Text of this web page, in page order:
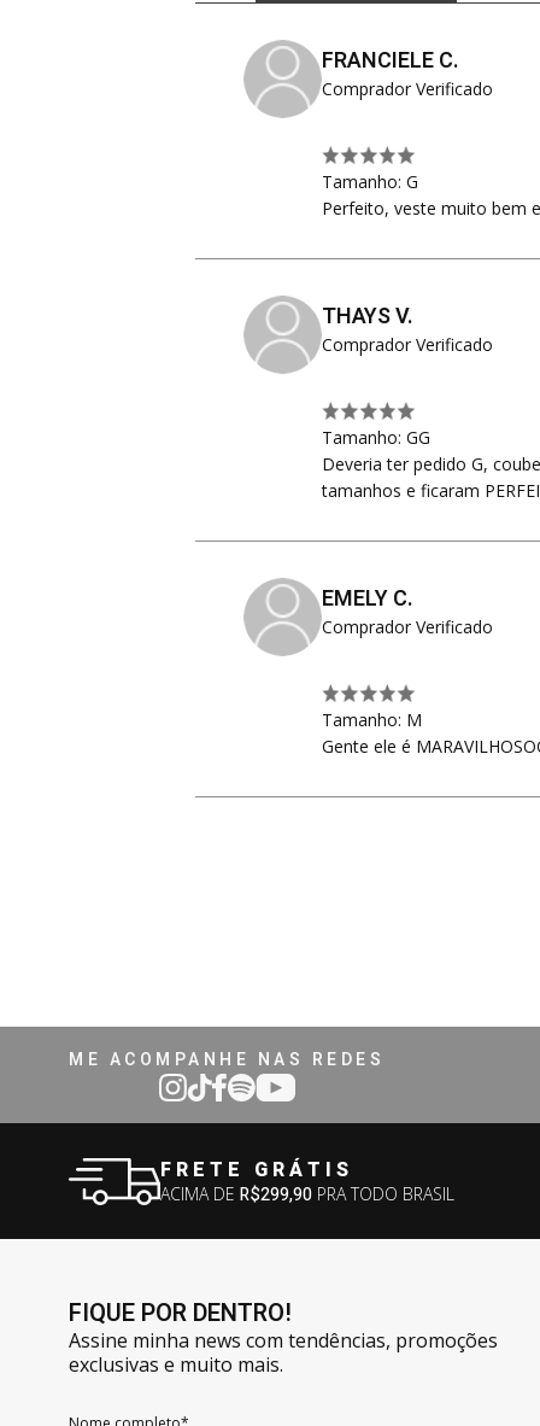
FRANCIELE C.
Comprador Verificado
Tamanho: G
Perfeito, veste muito bem
THAYS V.
Comprador Verificado
Tamanho: GG
Deveria ter pedido G,
tamanhos e ficaram
EMELY C.
Comprador Verificado
Tamanho: M
Gente ele é
ME ACOMPANHE NAS REDES
FRETE GRÁTIS
ACIMA DE R$299,90 PRA TODO BRASIL
FIQUE POR DENTRO!
Assine minha news com tendências, promoções
exclusivas e muito mais.